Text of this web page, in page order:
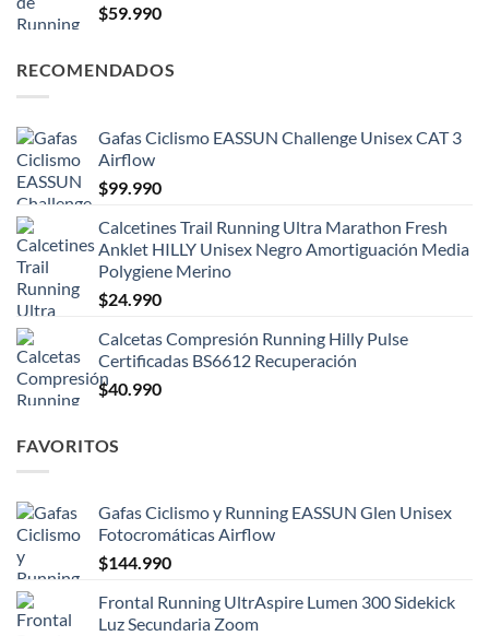
$59.990
RECOMENDADOS
Gafas Ciclismo EASSUN Challenge Unisex CAT 3
Airflow
$99.990
Calcetines Trail Running Ultra Marathon Fresh
Anklet HILLY Unisex Negro Amortiguación Media
Polygiene Merino
$24.990
Calcetas Compresión Running Hilly Pulse
Certificadas BS6612 Recuperación
$40.990
FAVORITOS
Gafas Ciclismo y Running EASSUN Glen Unisex
Fotocromáticas Airflow
$144.990
Frontal Running UltrAspire Lumen 300 Sidekick
Luz Secundaria Zoom